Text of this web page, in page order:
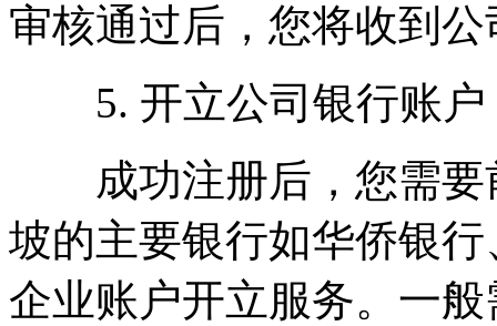
审核通过后，您将收到
5. 开立公司银行账户
成功注册后，您需要
坡的主要银行如华侨银
企业账户开立服务。一